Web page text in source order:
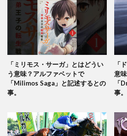
「ミリモス・サーガ」とはどうい
う意味？アルファベットで
「Milimos Saga」と記述するとの
事。
「
意
「
事。